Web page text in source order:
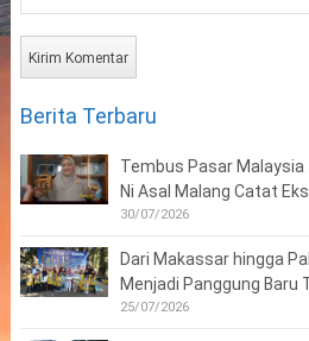
Berita Terbaru
Tembus Pasar
Ni Asal Malang Catat
30/07/2026
Dari Makassar hingga
Menjadi Panggung Baru
25/07/2026